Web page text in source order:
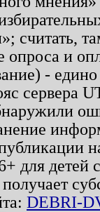
считать,
опроса и
-
сервера
для детей
DEBRI-